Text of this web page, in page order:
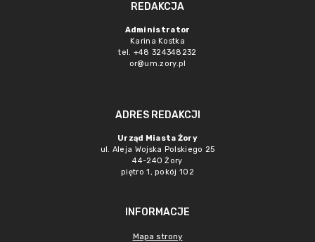
REDAKCJA
Administrator
Karina Kostka
tel. +48 324348232
or@um.zory.pl
ADRES REDAKCJI
Urząd Miasta Żory
ul. Aleja Wojska Polskiego 25
44-240 Żory
piętro 1, pokój 102
INFORMACJE
Mapa strony